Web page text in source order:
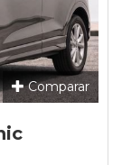
Comparar